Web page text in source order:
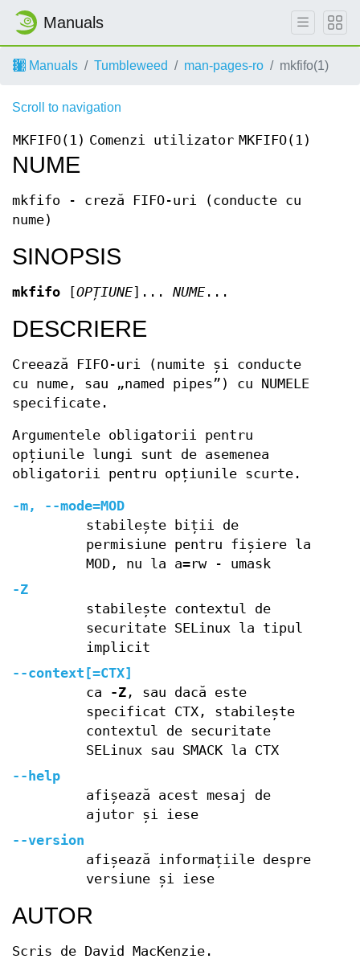
Manuals
Manuals Tumbleweed man-pages-ro mkfifo(1)
Scroll to navigation
MKFIFO(1) Comenzi utilizator MKFIFO(1)
NUME
mkfifo - creză FIFO-uri (conducte cu
nume)
SINOPSIS
mkfifo [OPȚIUNE]... NUME ...
DESCRIERE
Creează FIFO-uri (numite și conducte
cu nume, sau „named pipes”) cu NUMELE
specificate.
Argumentele obligatorii pentru
opțiunile lungi sunt de asemenea
obligatorii pentru opțiunile scurte.
-m, --mode=MOD
stabilește biții de
permisiune pentru fișiere la
MOD, nu la a=rw - umask
-Z
stabilește contextul de
securitate SELinux la tipul
implicit
--context[=CTX]
ca
-Z, sau dacă este
specificat CTX, stabilește
contextul de securitate
SELinux sau SMACK la CTX
--help
afișează acest mesaj de
ajutor și iese
--version
afișează informațiile despre
versiune și iese
AUTOR
Scris de David MacKenzie.